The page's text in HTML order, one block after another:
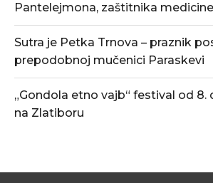
Pantelejmona, zaštitnika
Sutra je Petka Trnova – praznik
prepodobnoj mučenici Paraskevi
„Gondola etno vajb“ festival od 8.
na Zlatiboru